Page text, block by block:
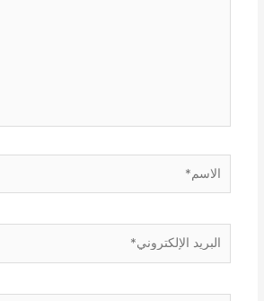
الإلكتروني*